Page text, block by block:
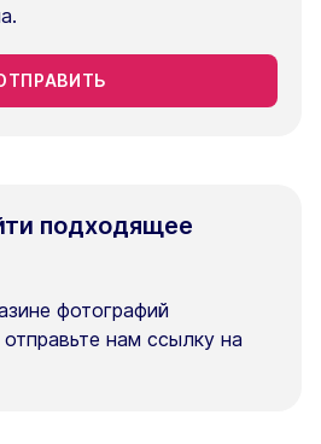
подходящее
фотографий
отправьте нам ссылку на